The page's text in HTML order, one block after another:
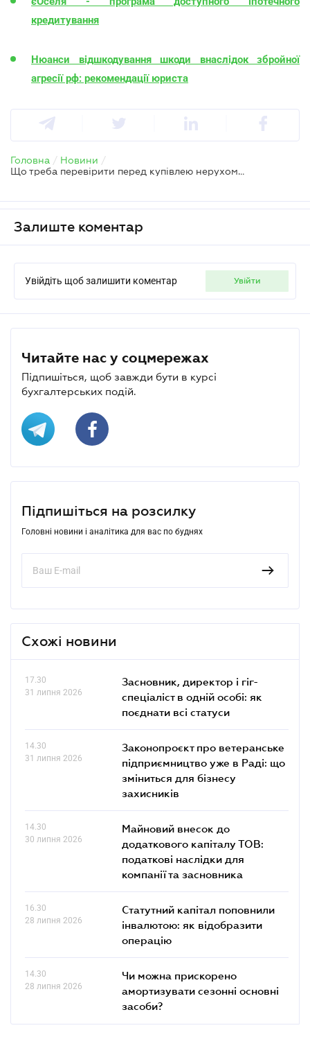
кредитування
Нюанси відшкодування шкоди внаслідок збройної
агресії рф: рекомендації юриста
Головна / Новини /
Що треба перевірити перед купівлею нерухомості на вторинному ринку
Залиште коментар
Увійдіть щоб залишити коментар увійти
Читайте нас у соцмережах
Підпишіться, щоб завжди бути в курсі
бухгалтерських подій.
Підпишіться на розсилку
Головні новини і аналітика для вас по буднях
Схожі новини
17.30
31 липня 2026
Засновник, директор і гіг-
спеціаліст в одній особі: як
поєднати всі статуси
14.30
31 липня 2026
Законопроєкт про ветеранське
підприємництво уже в Раді: що
зміниться для бізнесу
захисників
14.30
30 липня 2026
Майновий внесок до
додаткового капіталу ТОВ:
податкові наслідки для
компанії та засновника
16.30
28 липня 2026
Статутний капітал поповнили
інвалютою: як відобразити
операцію
14.30
28 липня 2026
Чи можна прискорено
амортизувати сезонні основні
засоби?